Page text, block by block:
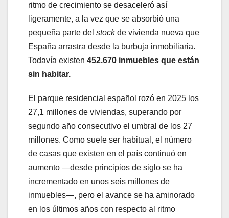
ritmo de crecimiento se desaceleró así
ligeramente, a la vez que se absorbió una
pequeña parte del stockde vivienda nueva que
España arrastra desde la burbuja inmobiliaria.
Todavía existen 452.670 inmuebles que están
sin habitar.
El parque residencial español rozó en 2025 los
27,1 millones de viviendas, superando por
segundo año consecutivo el umbral de los 27
millones. Como suele ser habitual, el número
de casas que existen en el país continuó en
aumento —desde principios de siglo se ha
incrementado en unos seis millones de
inmuebles—, pero el avance se ha aminorado
en los últimos años con respecto al ritmo